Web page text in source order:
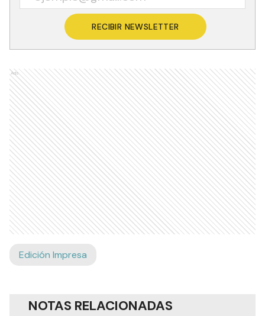
RECIBIR NEWSLETTER
Ads
Edición Impresa
NOTAS RELACIONADAS